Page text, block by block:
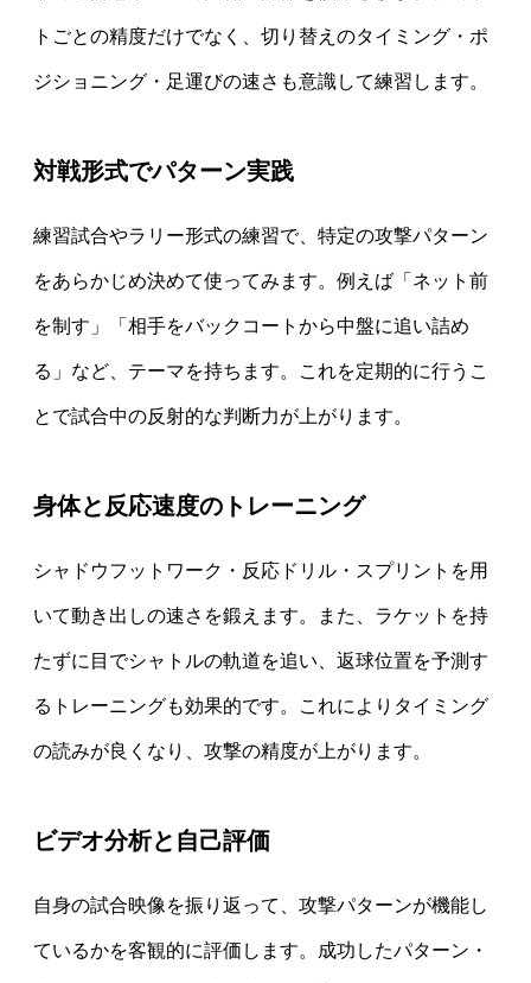
トごとの精度だけでなく、切り替えのタイミング・ポ
ジショニング・足運びの速さも意識して練習します。
対戦形式でパターン実践
練習試合やラリー形式の練習で、特定の攻撃パターン
をあらかじめ決めて使ってみます。例えば「ネット前
を制す」「相手をバックコートから中盤に追い詰め
る」など、テーマを持ちます。これを定期的に行うこ
とで試合中の反射的な判断力が上がります。
身体と反応速度のトレーニング
シャドウフットワーク・反応ドリル・スプリントを用
いて動き出しの速さを鍛えます。また、ラケットを持
たずに目でシャトルの軌道を追い、返球位置を予測す
るトレーニングも効果的です。これによりタイミング
の読みが良くなり、攻撃の精度が上がります。
ビデオ分析と自己評価
自身の試合映像を振り返って、攻撃パターンが機能し
ているかを客観的に評価します。成功したパターン・